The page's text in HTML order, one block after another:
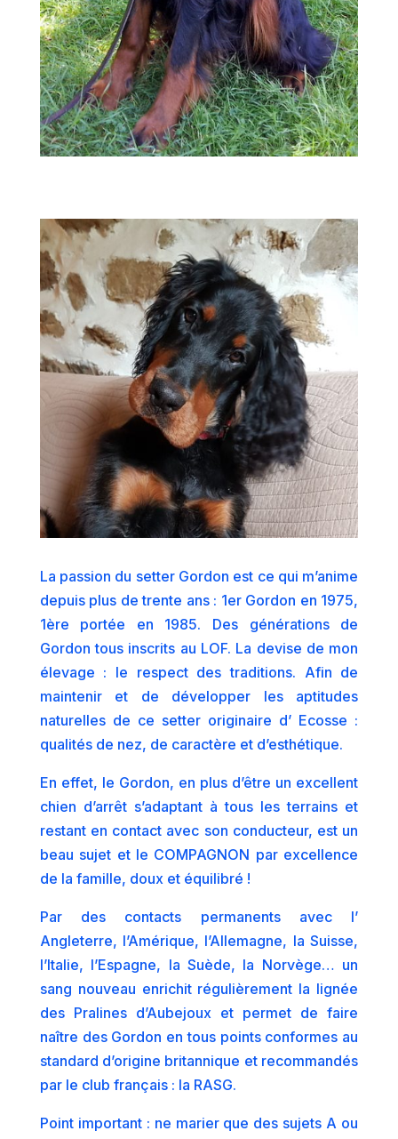
La passion du setter Gordon est ce qui m’anime
depuis plus de trente ans : 1er Gordon en 1975,
1ère portée en 1985. Des générations de
Gordon tous inscrits au LOF. La devise de mon
élevage : le respect des traditions. Afin de
maintenir et de développer les aptitudes
naturelles de ce setter originaire d’ Ecosse :
qualités de nez, de caractère et d’esthétique.
En effet, le Gordon, en plus d’être un excellent
chien d’arrêt s’adaptant à tous les terrains et
restant en contact avec son conducteur, est un
beau sujet et le COMPAGNON par excellence
de la famille, doux et équilibré !
Par des contacts permanents avec l’
Angleterre, l’Amérique, l’Allemagne, la Suisse,
l’Italie, l’Espagne, la Suède, la Norvège… un
sang nouveau enrichit régulièrement la lignée
des Pralines d’Aubejoux et permet de faire
naître des Gordon en tous points conformes au
standard d’origine britannique et recommandés
par le club français : la RASG.
Point important : ne marier que des sujets A ou